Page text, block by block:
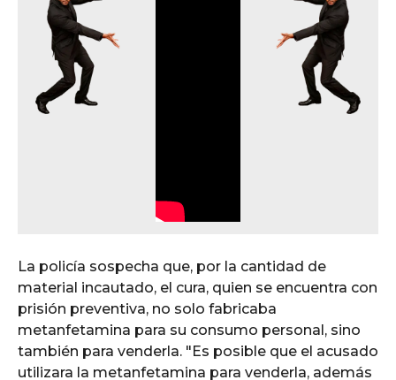
La policía sospecha que, por la cantidad de
material incautado, el cura, quien se encuentra con
prisión preventiva, no solo fabricaba
metanfetamina para su consumo personal, sino
también para venderla. "Es posible que el acusado
utilizara la metanfetamina para venderla, además